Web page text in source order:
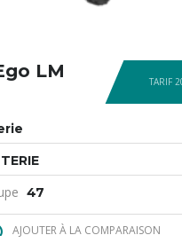
TARIF
LM
47
AJOUTER À LA COMPARAISON